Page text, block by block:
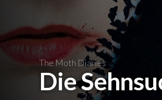
The Moth Diaries
Die